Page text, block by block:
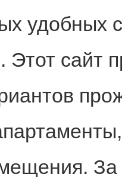
удобных
Этот сайт
За